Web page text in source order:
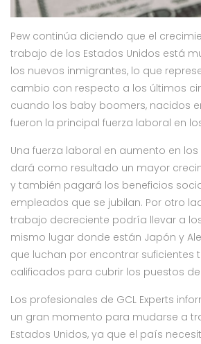
Pew continúa diciendo que el
trabajo de los Estados Unidos está
los nuevos inmigrantes, lo que
cambio con respecto a los últimos
cuando los baby boomers, nacidos
fueron la principal fuerza laboral en
Una fuerza laboral en aumento en los
dará como resultado un mayor
y también pagará los beneficios
empleados que se jubilan. Por otro
trabajo decreciente podría llevar a
mismo lugar donde están Japón y
que luchan por encontrar suficientes
calificados para cubrir los puestos
Los profesionales de GCL Experts
un gran momento para mudarse a
Estados Unidos, ya que el país